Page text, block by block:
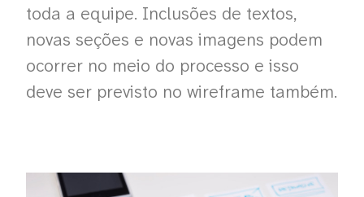
toda a equipe. Inclusões de textos,
novas seções e novas imagens podem
ocorrer no meio do processo e isso
deve ser previsto no wireframe também.